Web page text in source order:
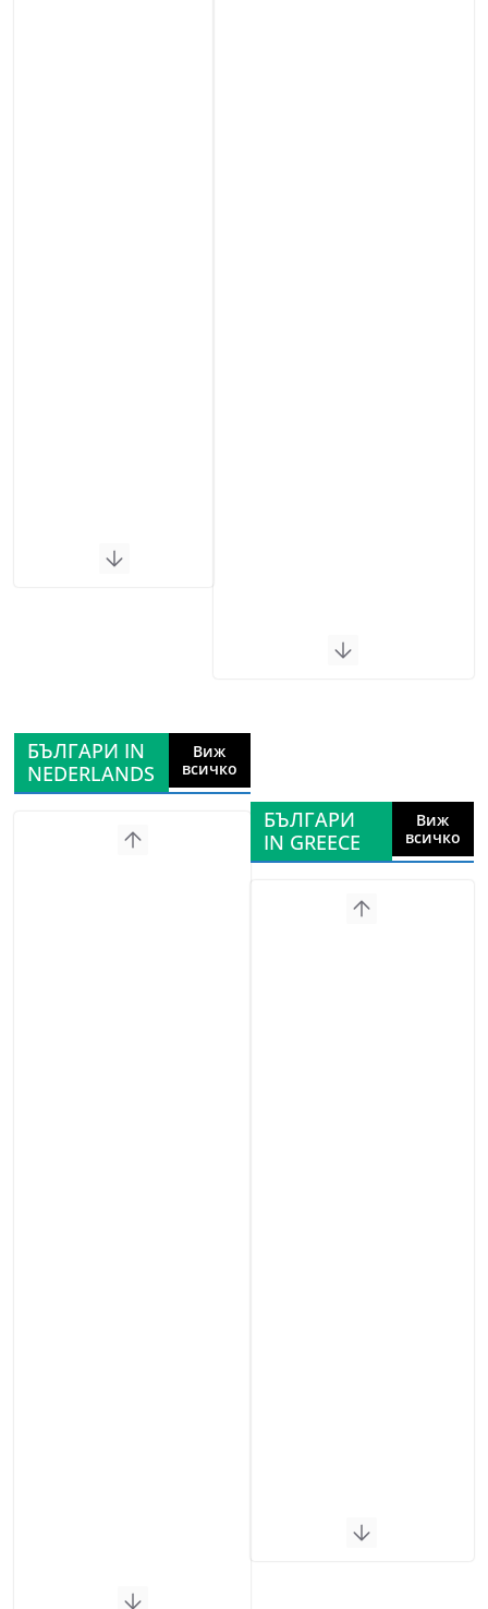
БЪЛГАРИ IN
NEDERLANDS
Виж
всичко
БЪЛГАРИ
IN GREECE
Виж
всичко